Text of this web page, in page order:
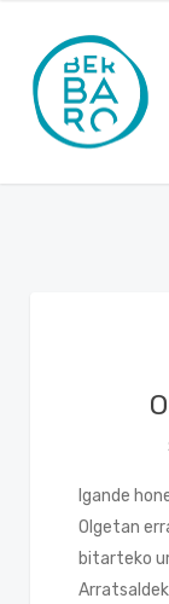
Igande
Olgetan
bitarteko